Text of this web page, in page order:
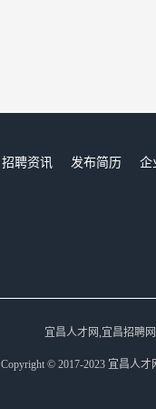
招聘资讯 发布简历 企
宜昌人才网,宜昌招聘
Copyright © 2017-2023 宜昌人才